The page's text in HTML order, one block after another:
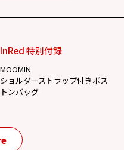
InRed 特別付録
MOOMIN
ショルダーストラップ付きボス
トンバッグ